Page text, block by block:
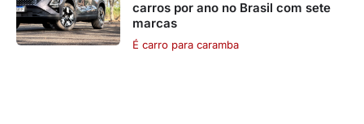
carros por ano no Brasil com sete
marcas
É carro para caramba